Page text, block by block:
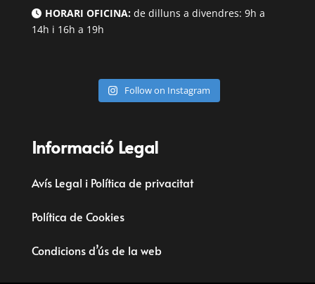
HORARI OFICINA:de dilluns a divendres: 9h a
14h i 16h a 19h
Follow on Instagram
Informació Legal
Avís Legal i Política de privacitat
Política de Cookies
Condicions d’ús de la web